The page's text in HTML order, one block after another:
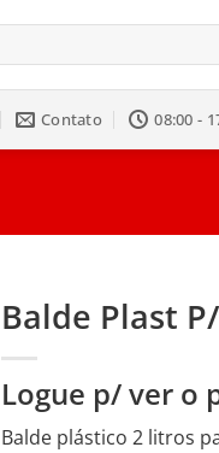
Contato 08:00 -
Balde Plast
Logue p/ ver o
Balde plástico 2 litros